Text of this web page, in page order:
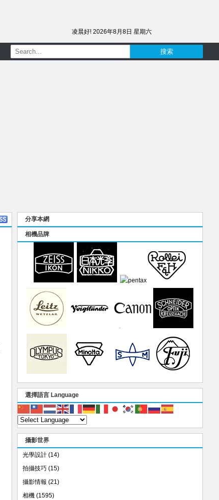
凌晨好! 2026年8月8日 星期六
分享本網
相機品牌
選擇語言 Language
攝影世界
光學設計 (14)
拍攝技巧 (15)
攝影情報 (21)
相機 (1595)